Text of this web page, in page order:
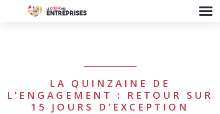
LA QUINZAINE DE
L’ENGAGEMENT : RETOUR SUR
15 JOURS D’EXCEPTION